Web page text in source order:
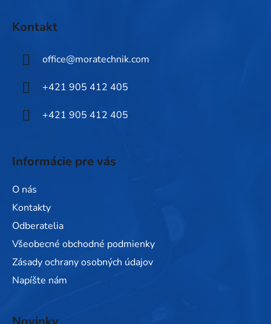
Kontakt
office@moratechnik.com
+421 905 412 405
+421 905 412 405
Informácie pre vás
O nás
Kontakty
Odberatelia
Všeobecné obchodné podmienky
Zásady ochrany osobných údajov
Napíšte nám